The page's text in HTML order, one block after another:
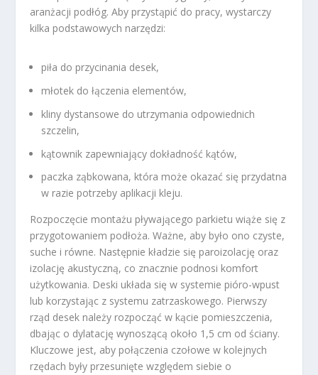
aranżacji podłóg. Aby przystąpić do pracy, wystarczy
kilka podstawowych narzędzi:
piła do przycinania desek,
młotek do łączenia elementów,
kliny dystansowe do utrzymania odpowiednich
szczelin,
kątownik zapewniający dokładność kątów,
paczka ząbkowana, która może okazać się przydatna
w razie potrzeby aplikacji kleju.
Rozpoczęcie montażu pływającego parkietu wiąże się z
przygotowaniem podłoża. Ważne, aby było ono czyste,
suche i równe. Następnie kładzie się paroizolację oraz
izolację akustyczną, co znacznie podnosi komfort
użytkowania. Deski układa się w systemie pióro-wpust
lub korzystając z systemu zatrzaskowego. Pierwszy
rząd desek należy rozpocząć w kącie pomieszczenia,
dbając o dylatację wynoszącą około 1,5 cm od ściany.
Kluczowe jest, aby połączenia czołowe w kolejnych
rzędach były przesunięte względem siebie o